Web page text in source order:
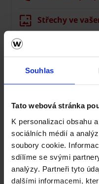
Souhlas
Tato webová stránka
K personalizaci obsahu
sociálních médií a
soubory cookie.
sdílíme se svými
analýzy. Partneři tyto
dalšími informacemi,
Střechy ve
Registrace